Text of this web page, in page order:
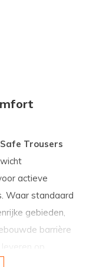
Trousers
actieve
Waar standaard
gebieden,
barrière